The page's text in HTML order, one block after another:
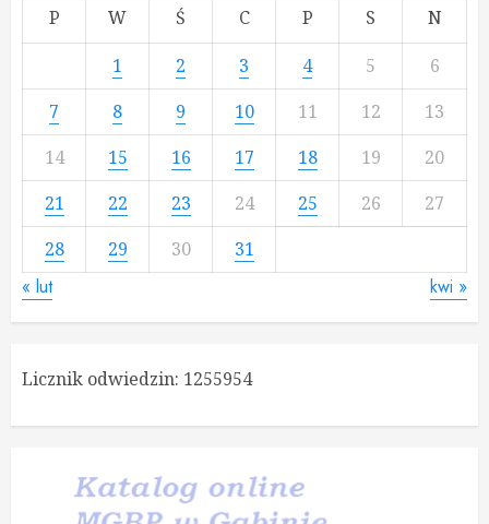
P W Ś C P S
N
1
2 3 4 5
6
7
8 9 10 11 12
13
14
15 16 17 18 19
20
21
22 23 24 25 26
27
28
29 30 31
« lut kwi »
Licznik odwiedzin: 1255954